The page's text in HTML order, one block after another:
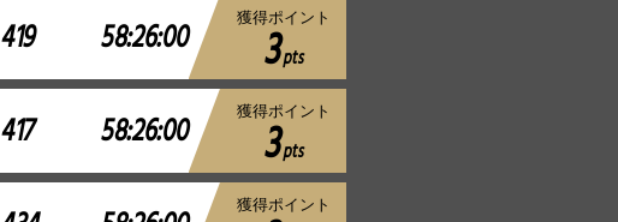
419 58:26:00 獲得ポイント
3pts
417 58:26:00 獲得ポイント
3pts
獲得ポイント